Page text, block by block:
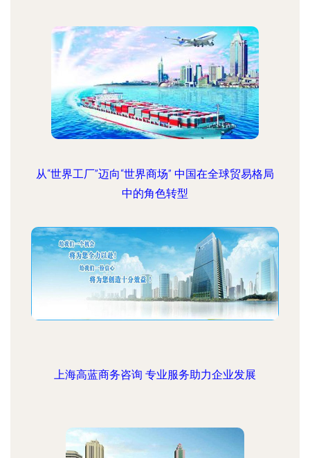
从“世界工厂”迈向“世界商场” 中国在全球贸易格局
中的角色转型
上海高蓝商务咨询 专业服务助力企业发展